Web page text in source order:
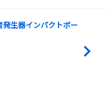
発生器インパクトボー